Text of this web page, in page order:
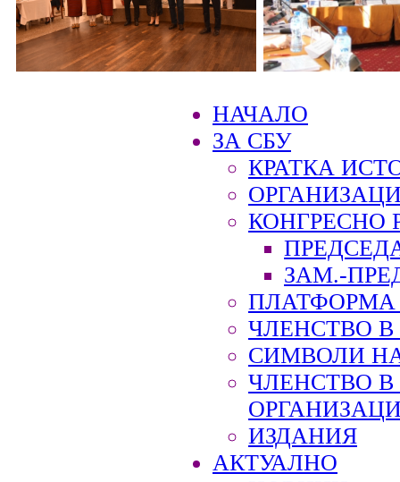
НАЧАЛО
ЗА СБУ
КРАТКА
КОНГРЕСНО
ЗАМ.-
ПЛАТФОРМА
ЧЛЕНСТВО В
СИМВОЛИ
ЧЛЕНСТВО
ИЗДАНИЯ
АКТУАЛНО